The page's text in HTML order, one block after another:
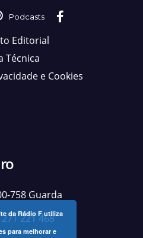
Podcasts
Editorial
Técnica
e Cookies
758 Guarda
221 468
da Rádio F utiliza
para melhorar e